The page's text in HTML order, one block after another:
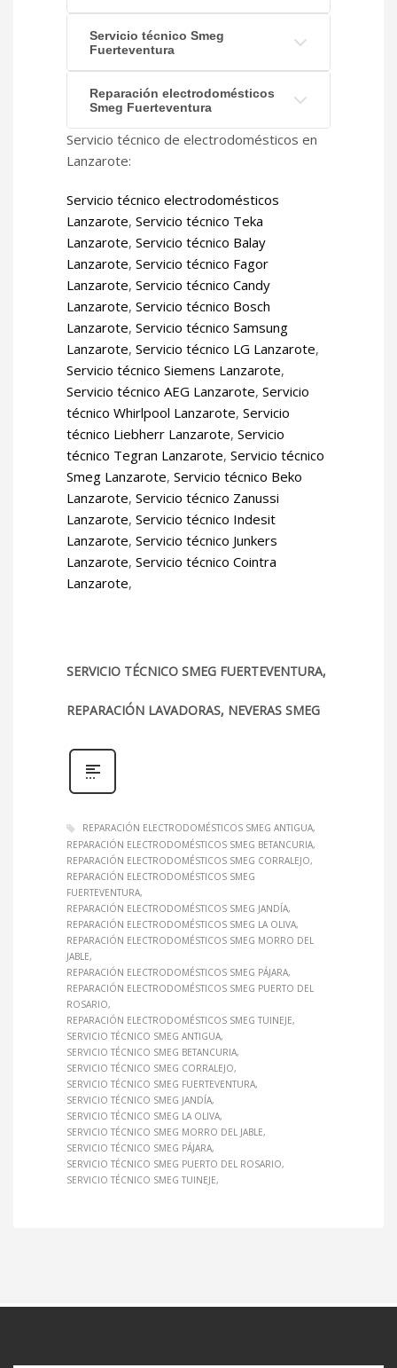
Servicio técnico Smeg
Fuerteventura
Reparación electrodomésticos
Smeg Fuerteventura
Servicio técnico de electrodomésticos en
Lanzarote:
Servicio técnico electrodomésticos
Lanzarote, Servicio técnico Teka
Lanzarote, Servicio técnico Balay
Lanzarote, Servicio técnico Fagor
Lanzarote, Servicio técnico Candy
Lanzarote, Servicio técnico Bosch
Lanzarote, Servicio técnico Samsung
Lanzarote, Servicio técnico LG Lanzarote,
Servicio técnico Siemens Lanzarote,
Servicio técnico AEG Lanzarote, Servicio
técnico Whirlpool Lanzarote, Servicio
técnico Liebherr Lanzarote, Servicio
técnico Tegran Lanzarote, Servicio técnico
Smeg Lanzarote, Servicio técnico Beko
Lanzarote, Servicio técnico Zanussi
Lanzarote, Servicio técnico Indesit
Lanzarote, Servicio técnico Junkers
Lanzarote, Servicio técnico Cointra
Lanzarote,
SERVICIO TÉCNICO SMEG FUERTEVENTURA,
REPARACIÓN LAVADORAS, NEVERAS SMEG
REPARACIÓN ELECTRODOMÉSTICOS SMEG ANTIGUA
REPARACIÓN ELECTRODOMÉSTICOS SMEG BETANCURIA
REPARACIÓN ELECTRODOMÉSTICOS SMEG CORRALEJO
REPARACIÓN ELECTRODOMÉSTICOS SMEG
FUERTEVENTURA
REPARACIÓN ELECTRODOMÉSTICOS SMEG JANDÍA
REPARACIÓN ELECTRODOMÉSTICOS SMEG LA OLIVA
REPARACIÓN ELECTRODOMÉSTICOS SMEG MORRO DEL
JABLE
REPARACIÓN ELECTRODOMÉSTICOS SMEG PÁJARA
REPARACIÓN ELECTRODOMÉSTICOS SMEG PUERTO DEL
ROSARIO
REPARACIÓN ELECTRODOMÉSTICOS SMEG TUINEJE
SERVICIO TÉCNICO SMEG ANTIGUA
SERVICIO TÉCNICO SMEG BETANCURIA
SERVICIO TÉCNICO SMEG CORRALEJO
SERVICIO TÉCNICO SMEG FUERTEVENTURA
SERVICIO TÉCNICO SMEG JANDÍA
SERVICIO TÉCNICO SMEG LA OLIVA
SERVICIO TÉCNICO SMEG MORRO DEL JABLE
SERVICIO TÉCNICO SMEG PÁJARA
SERVICIO TÉCNICO SMEG PUERTO DEL ROSARIO
SERVICIO TÉCNICO SMEG TUINEJE